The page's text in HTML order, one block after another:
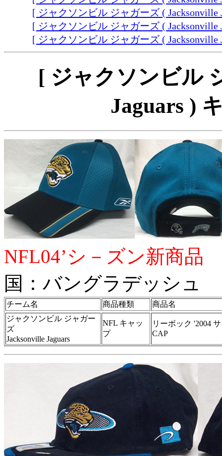
[ ジャクソンビル ジャガーズ ( Jacksonville
[ ジャクソンビル ジャガーズ ( Jacksonville
[ ジャクソンビル ジャガーズ ( Jacksonville
[ ジャクソンビル
Jaguars )
NFL04’シ－ズン新商品
国：バングラデッシュ
チーム名 商品種類
商品名
ジャクソンビル ジャガー
ズ
Jacksonville Jaguars
NFL キャッ
プ
リーボック '2004
CAP